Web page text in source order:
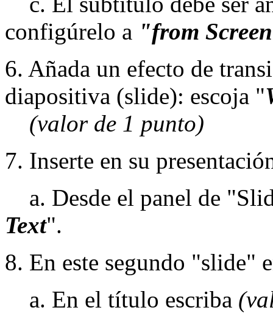
configúrelo a "from
6. Añada un efecto de
diapositiva (slide): escoja "
(valor de 1 punto)
7. Inserte en su
a. Desde el panel de
Text".
8. En este segundo "slide"
a. En el título escriba